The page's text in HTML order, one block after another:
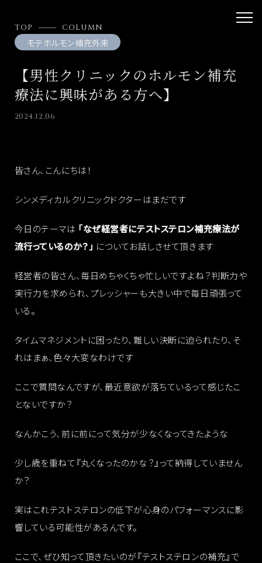
TOP COLUMN
モテホルモン補充外来
【男性クリニックのホルモン補充
療法に興味がある方へ】
2024.12.06
皆さん、こんにちは！
シンメディカルクリニックドクターはまだです
今日のテーマは 「なぜ経営者にテストステロン補充療法が
流行っているのか？」 についてお話しさせて頂きます
経営者の皆さん、毎日めちゃくちゃ忙しいですよね？判断力や
実行力を求められ、プレッシャーも大きい中で毎日頑張って
いる。
タイムマネジメントに困ったり、難しい決断に迫られたり、そ
れはまぁ、色々大変なわけです
ここで質問なんですが、最近意欲が落ちているって感じたこ
とないですか？
なんかこう、前に前にって気分が少なくなってきたような
少し歳を重ねて『丸くなったのかな？』って納得していません
か？
実はこれテストステロンの低下が心身のパフォーマンスに影
響している可能性があるんです。
ここで、ぜひ知って頂きたいのが『テストステロンの補充』で